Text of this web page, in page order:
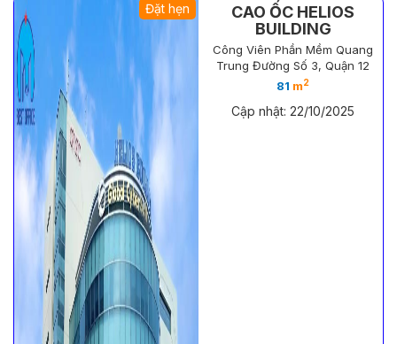
Đặt hẹn
CAO ỐC HELIOS
BUILDING
Công Viên Phần Mềm Quang
Trung Đường Số 3, Quận 12
81 m2
Cập nhật: 22/10/2025